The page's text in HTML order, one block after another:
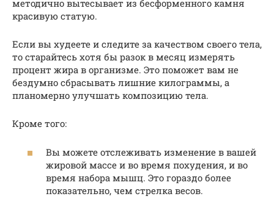
методично вытесывает из бесформенного камня
красивую статую.
Если вы худеете и следите за качеством своего тела,
то старайтесь хотя бы разок в месяц измерять
процент жира в организме. Это поможет вам не
бездумно сбрасывать лишние килограммы, а
планомерно улучшать композицию тела.
Кроме того:
Вы можете отслеживать изменение в вашей
жировой массе и во время похудения, и во
время набора мышц. Это гораздо более
показательно, чем стрелка весов.